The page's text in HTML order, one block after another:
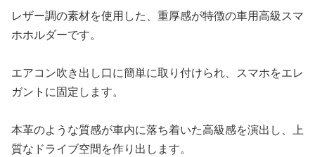
レザー調の素材を使用した、重厚感が特徴の車用高級スマ
ホホルダーです。
エアコン吹き出し口に簡単に取り付けられ、スマホをエレ
ガントに固定します。
本革のような質感が車内に落ち着いた高級感を演出し、上
質なドライブ空間を作り出します。